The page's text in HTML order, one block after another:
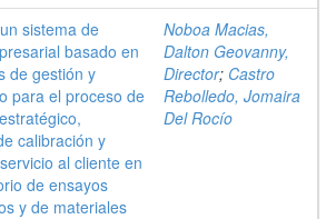
sistema de
basado en
de gestión y
para el proceso de
calibración y
al cliente en
de ensayos
y de materiales
Noboa Macias,
Dalton Geovanny,
Director; Castro
Rebolledo, Jomaira
Del Rocío